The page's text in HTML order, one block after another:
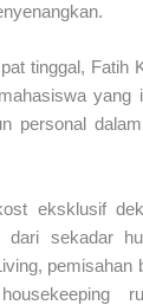
tinggal, Fatih
yang
personal
eksklusif
dari sekadar
pemisahan